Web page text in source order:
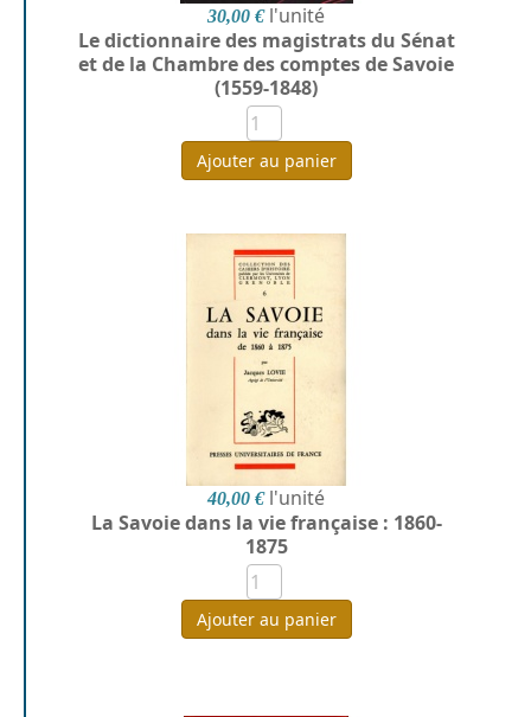
30,00 € l'unité
Le dictionnaire des magistrats du Sénat
et de la Chambre des comptes de Savoie
(1559-1848)
Ajouter au panier
40,00 € l'unité
La Savoie dans la vie française : 1860-
1875
Ajouter au panier